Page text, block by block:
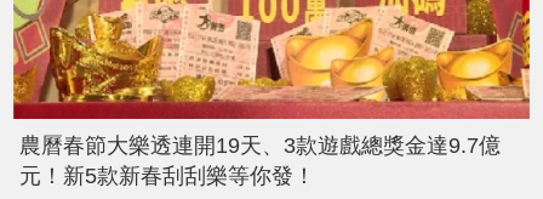
農曆春節大樂透連開19天、3款遊戲總獎金達9.7億
元！新5款新春刮刮樂等你發！